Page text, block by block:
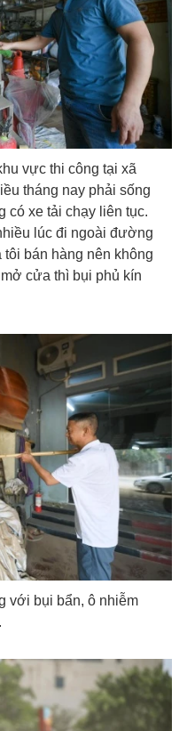
vực thi công tại xã
tháng nay phải sống
có xe tải chạy liên tục.
lúc đi ngoài đường
bán hàng nên không
cửa thì bụi phủ kín
với bụi bẩn, ô nhiễm